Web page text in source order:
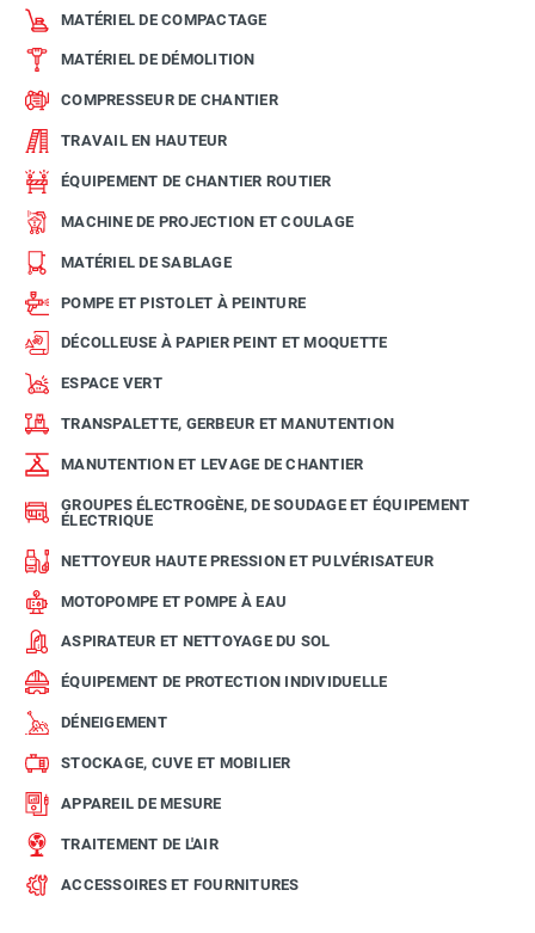
MATÉRIEL DE COMPACTAGE
MATÉRIEL DE DÉMOLITION
COMPRESSEUR DE CHANTIER
TRAVAIL EN HAUTEUR
ÉQUIPEMENT DE CHANTIER ROUTIER
MACHINE DE PROJECTION ET COULAGE
MATÉRIEL DE SABLAGE
POMPE ET PISTOLET À PEINTURE
DÉCOLLEUSE À PAPIER PEINT ET MOQUETTE
ESPACE VERT
TRANSPALETTE, GERBEUR ET MANUTENTION
MANUTENTION ET LEVAGE DE CHANTIER
GROUPES ÉLECTROGÈNE, DE SOUDAGE ET ÉQUIPEMENT
ÉLECTRIQUE
NETTOYEUR HAUTE PRESSION ET PULVÉRISATEUR
MOTOPOMPE ET POMPE À EAU
ASPIRATEUR ET NETTOYAGE DU SOL
ÉQUIPEMENT DE PROTECTION INDIVIDUELLE
DÉNEIGEMENT
STOCKAGE, CUVE ET MOBILIER
APPAREIL DE MESURE
TRAITEMENT DE L'AIR
ACCESSOIRES ET FOURNITURES